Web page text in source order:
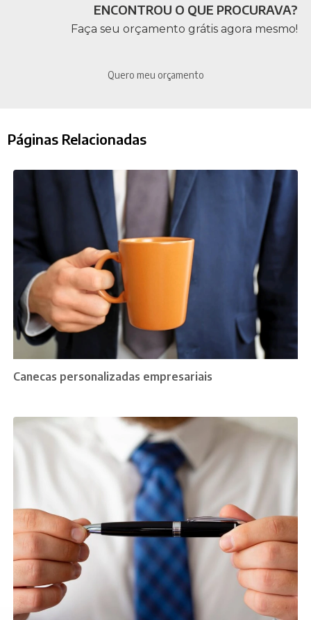
ENCONTROU O QUE PROCURAVA?
Faça seu orçamento grátis agora mesmo!
Quero meu orçamento
Páginas Relacionadas
Canecas personalizadas empresariais